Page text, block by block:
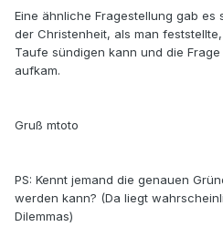
Eine ähnliche Fragestellung gab
der Christenheit, als man
Taufe sündigen kann und die
aufkam.
Gruß mtoto
PS: Kennt jemand die genauen
werden kann? (Da liegt
Dilemmas)